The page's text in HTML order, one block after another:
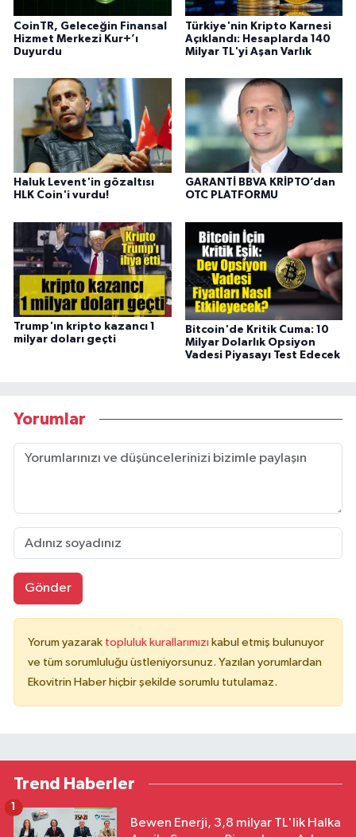
CoinTR, Geleceğin Finansal
Hizmet Merkezi Kur+’ı
Duyurdu
Türkiye'nin Kripto Karnesi
Açıklandı: Hesaplarda 140
Milyar TL'yi Aşan Varlık
Haluk Levent'in gözaltısı
HLK Coin'i vurdu!
GARANTİ BBVA KRİPTO’dan
OTC PLATFORMU
Trump'ın kripto kazancı 1
milyar doları geçti
Bitcoin'de Kritik Cuma: 10
Milyar Dolarlık Opsiyon
Vadesi Piyasayı Test Edecek
Yorumlar
Gönder
Yorum yazarak topluluk kurallarımızı kabul etmiş bulunuyor
ve tüm sorumluluğu üstleniyorsunuz. Yazılan yorumlardan
Ekovitrin Haber hiçbir şekilde sorumlu tutulamaz.
Trend Haberler
Bewen Enerji, 3,8 milyar TL'lik Halka
1